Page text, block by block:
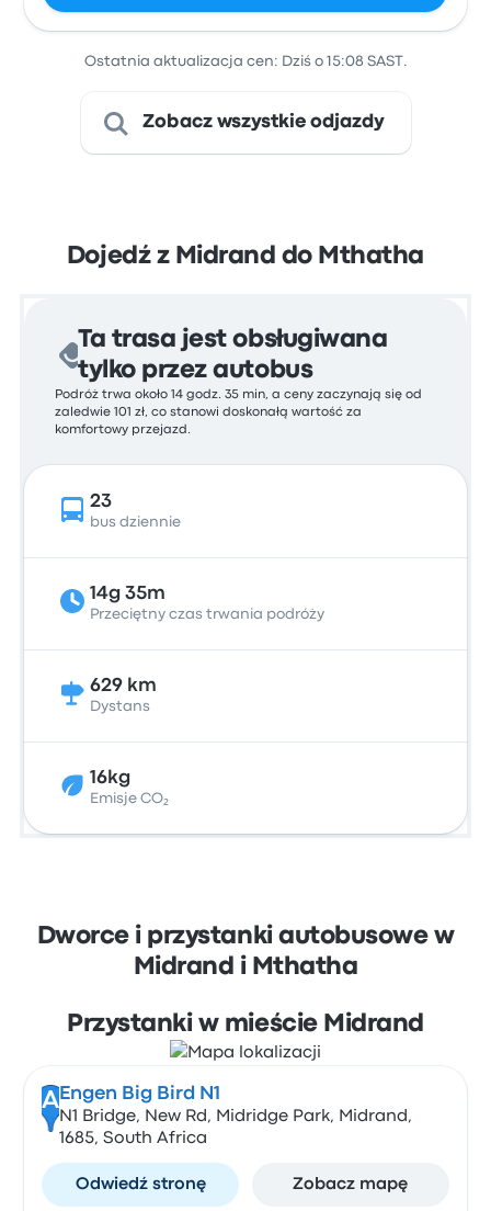
Ostatnia aktualizacja cen: Dziś o 15:08 SAST.
Zobacz wszystkie odjazdy
Dojedź z Midrand do Mthatha
Ta trasa jest obsługiwana
tylko przez autobus
Podróż trwa około 14 godz. 35 min, a ceny zaczynają się od
zaledwie 101 zł, co stanowi doskonałą wartość za
komfortowy przejazd.
23
bus dziennie
14g 35m
Przeciętny czas trwania podróży
629 km
Dystans
16kg
Emisje CO₂
Dworce i przystanki autobusowe w
Midrand i Mthatha
Przystanki w mieście Midrand
A Engen Big Bird N1
N1 Bridge, New Rd, Midridge Park, Midrand,
1685, South Africa
Odwiedź stronę Zobacz mapę